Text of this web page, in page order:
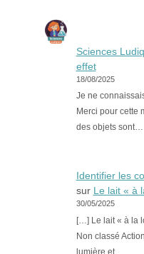
Sciences
effet
18/08/2025
Je ne
Merci pour cette
des objets sont…
Identifier les
sur Le lait « à
30/05/2025
[…] Le lait « à la
Non classé
lumière et…